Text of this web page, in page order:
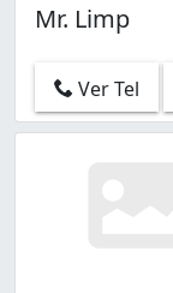
Mr. Limp
Ver Tel